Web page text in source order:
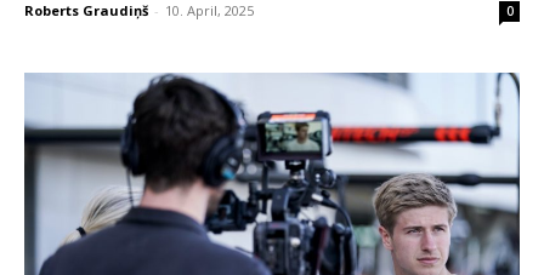
Roberts Graudiņš - 10. April, 2025 0